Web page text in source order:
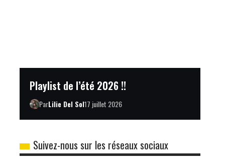
Playlist de l’été 2026 !!
ParLilie Del Sol17 juillet 2026
Suivez-nous sur les réseaux sociaux